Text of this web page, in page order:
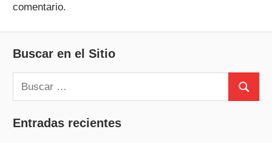
comentario.
Buscar en el Sitio
Buscar:
Buscar
Entradas recientes